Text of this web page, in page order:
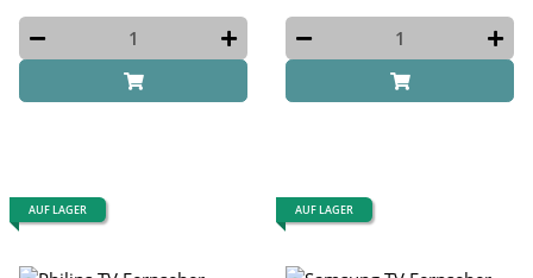
AUF LAGER AUF LAGER